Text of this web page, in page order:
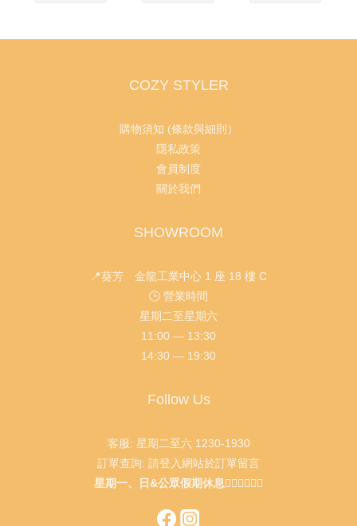
COZY STYLER
購物須知 (條款與細則）
隱私政策
會員制度
關於我們
SHOWROOM
📍葵芳 金龍工業中心 1 座 18 樓 C
🕒 營業時間
星期二至星期六
11:00 — 13:30
14:30 — 19:30
Follow Us
客服: 星期二至六 1230-1930
訂單查詢: 請登入網站於訂單留言
星期一、日&公眾假期休息🙇🏻‍♂️🙇🏻‍♀️